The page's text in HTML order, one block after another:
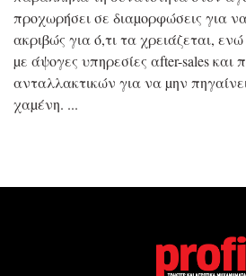
προχωρήσει σε διαµορφώσεις για
ακριβώς για ό,τι τα χρειάζεται,
µε άψογες υπηρεσίες αfter-sales και
ανταλλακτικών για να µην
χαµένη.